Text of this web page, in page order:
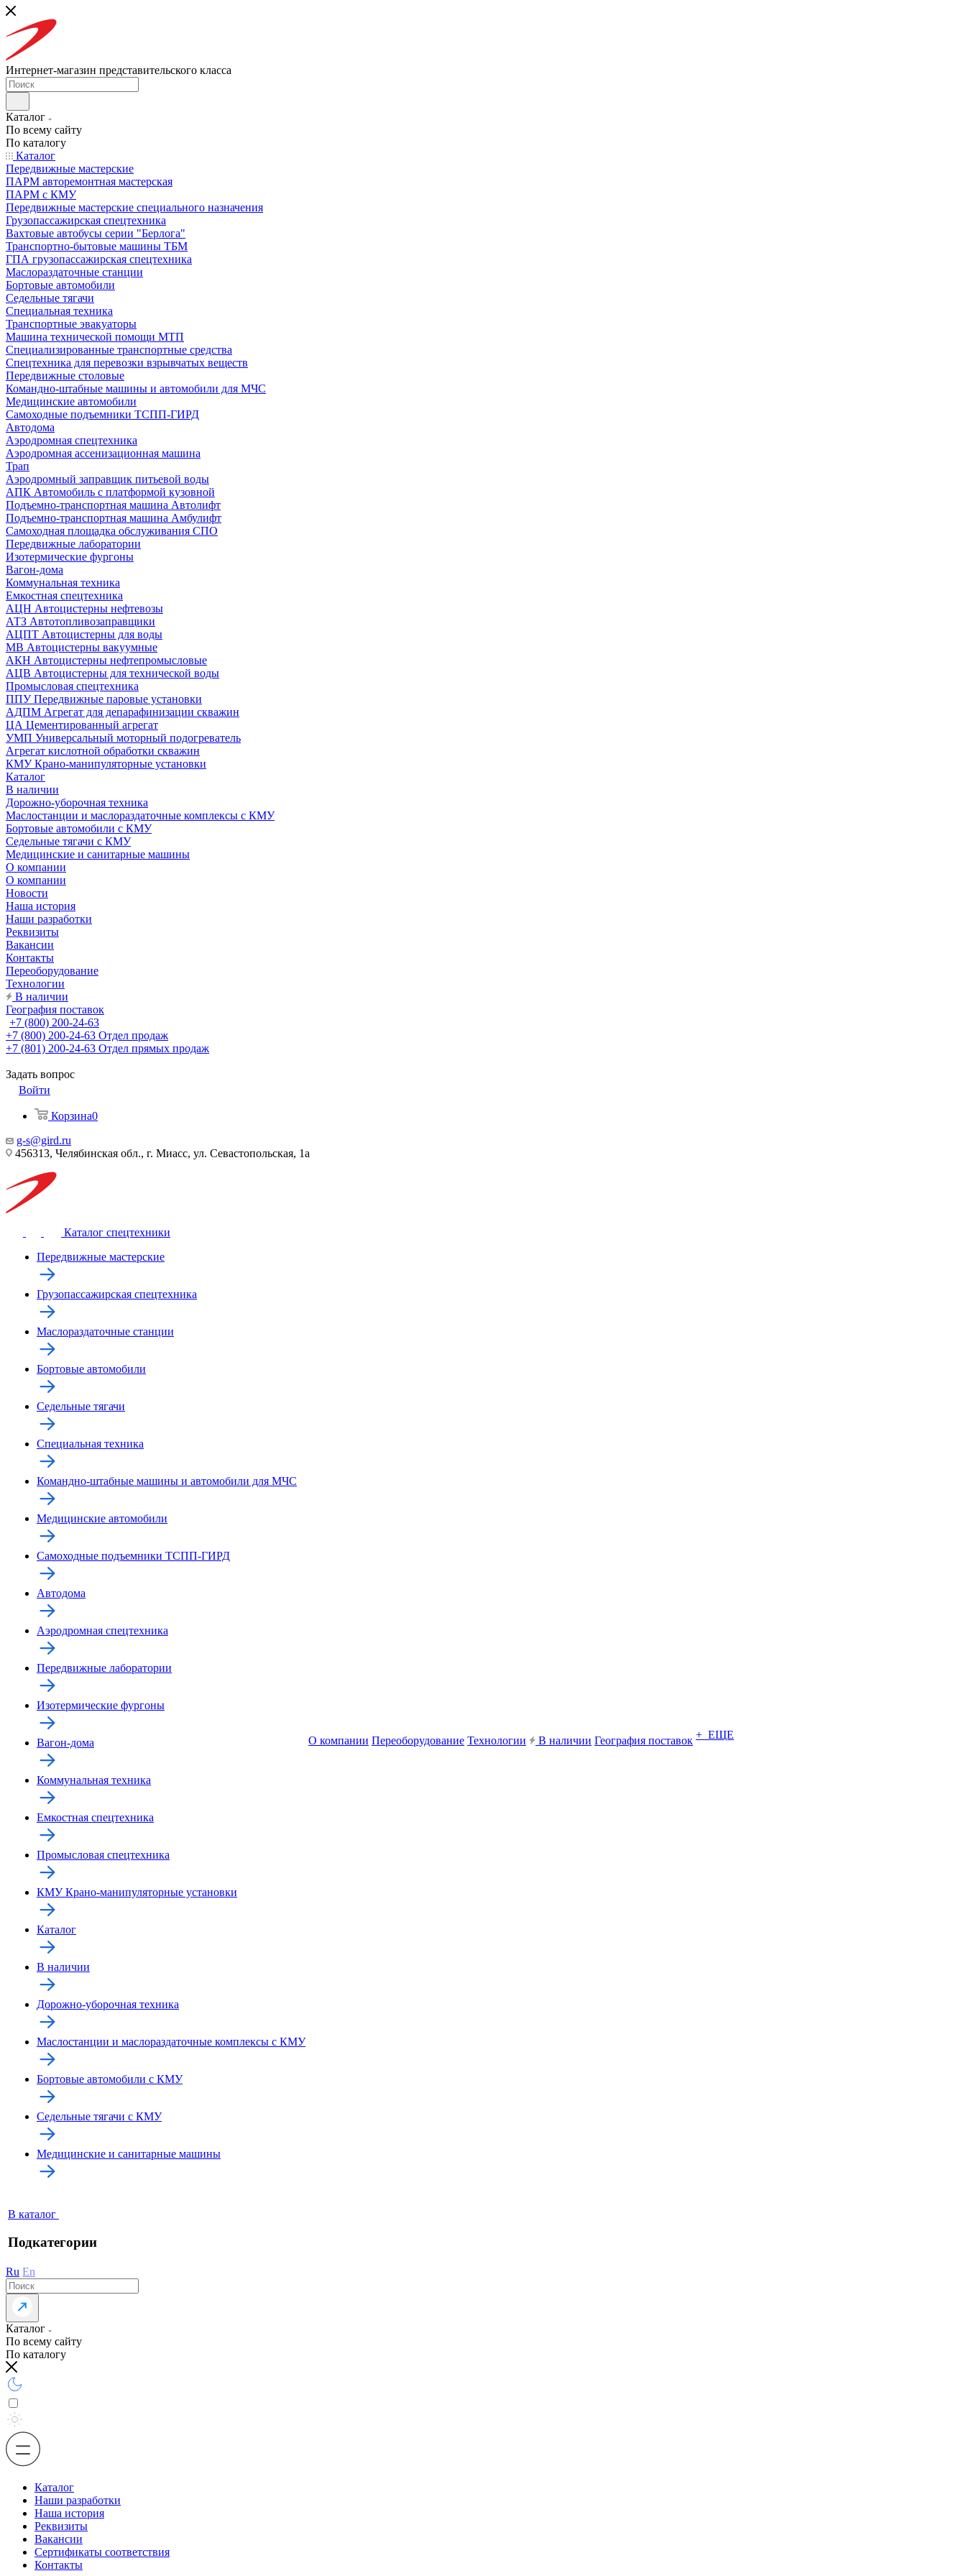
Интернет-магазин представительского класса
Каталог
По всему сайту
По каталогу
Каталог
Передвижные мастерские
ПАРМ авторемонтная мастерская
ПАРМ с КМУ
Передвижные мастерские специального назначения
Грузопассажирская спецтехника
Вахтовые автобусы серии "Берлога"
Транспортно-бытовые машины ТБМ
ГПА грузопассажирская спецтехника
Маслораздаточные станции
Бортовые автомобили
Седельные тягачи
Специальная техника
Транспортные эвакуаторы
Машина технической помощи МТП
Специализированные транспортные средства
Спецтехника для перевозки взрывчатых веществ
Передвижные столовые
Командно-штабные машины и автомобили для МЧС
Медицинские автомобили
Самоходные подъемники ТСПП-ГИРД
Автодома
Аэродромная спецтехника
Аэродромная ассенизационная машина
Трап
Аэродромный заправщик питьевой воды
АПК Автомобиль с платформой кузовной
Подъемно-транспортная машина Автолифт
Подъемно-транспортная машина Амбулифт
Самоходная площадка обслуживания СПО
Передвижные лаборатории
Изотермические фургоны
Вагон-дома
Коммунальная техника
Емкостная спецтехника
АЦН Автоцистерны нефтевозы
АТЗ Автотопливозаправщики
АЦПТ Автоцистерны для воды
МВ Автоцистерны вакуумные
АКН Автоцистерны нефтепромысловые
АЦВ Автоцистерны для технической воды
Промысловая спецтехника
ППУ Передвижные паровые установки
АДПМ Агрегат для депарафинизации скважин
ЦА Цементированный агрегат
УМП Универсальный моторный подогреватель
Агрегат кислотной обработки скважин
КМУ Крано-манипуляторные установки
Каталог
В наличии
Дорожно-уборочная техника
Маслостанции и маслораздаточные комплексы с КМУ
Бортовые автомобили с КМУ
Седельные тягачи с КМУ
Медицинские и санитарные машины
О компании
О компании
Новости
Наша история
Наши разработки
Реквизиты
Вакансии
Контакты
Переоборудование
Технологии
В наличии
География поставок
+7 (800) 200-24-63
+7 (800) 200-24-63 Отдел продаж
+7 (801) 200-24-63 Отдел прямых продаж
Задать вопрос
Войти
Корзина0
g-s@gird.ru
456313, Челябинская обл., г. Миасс, ул. Севастопольская, 1а
Каталог спецтехники
Передвижные мастерские
Грузопассажирская спецтехника
Маслораздаточные станции
Бортовые автомобили
Седельные тягачи
Специальная техника
Командно-штабные машины и автомобили для МЧС
Медицинские автомобили
Самоходные подъемники ТСПП-ГИРД
Автодома
Аэродромная спецтехника
Передвижные лаборатории
Изотермические фургоны
Вагон-дома
Коммунальная техника
Емкостная спецтехника
Промысловая спецтехника
КМУ Крано-манипуляторные установки
Каталог
В наличии
Дорожно-уборочная техника
Маслостанции и маслораздаточные комплексы с КМУ
Бортовые автомобили с КМУ
Седельные тягачи с КМУ
Медицинские и санитарные машины
В каталог
Подкатегории
О компании Переоборудование Технологии В наличии География поставок + ЕЩЕ
Ru En
Каталог
По всему сайту
По каталогу
Каталог
Наши разработки
Наша история
Реквизиты
Вакансии
Сертификаты соответствия
Контакты